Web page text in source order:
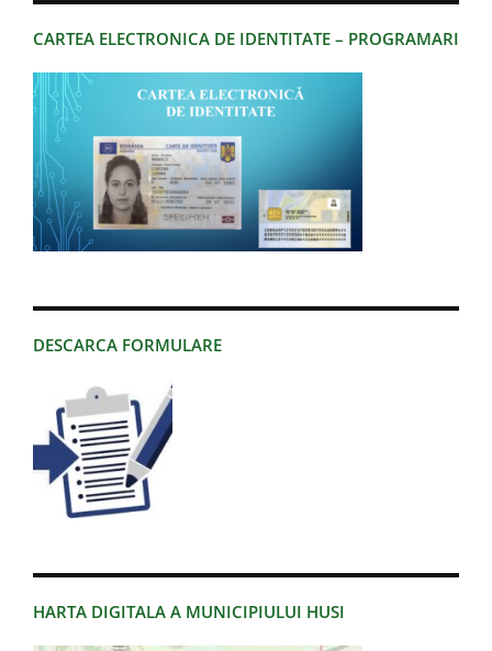
CARTEA ELECTRONICA DE IDENTITATE – PROGRAMARI
DESCARCA FORMULARE
HARTA DIGITALA A MUNICIPIULUI HUSI